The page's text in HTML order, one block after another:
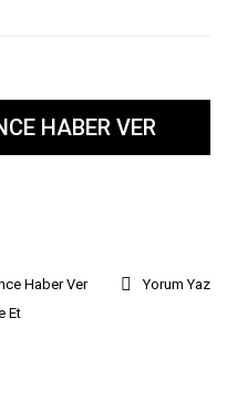
HABER VER
Haber Ver
Yorum Yaz
Et